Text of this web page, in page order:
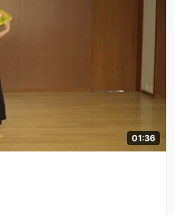
01:36